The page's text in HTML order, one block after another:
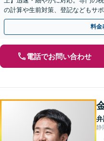
の計算や生前対策、登記などもサ
を大事にし、より納得できる解決
料金
電話でお問い合わせ
静